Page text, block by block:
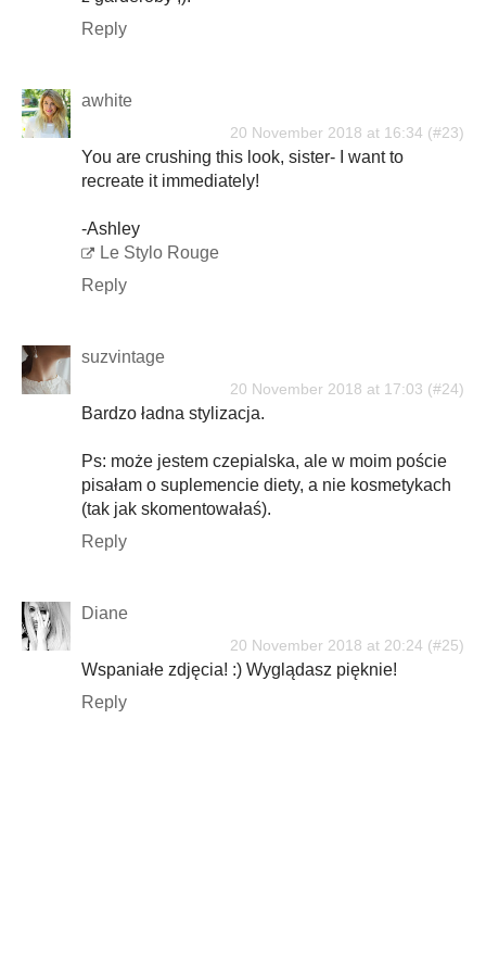
Reply
awhite
20 November 2018 at 16:34
You are crushing this look, sister- I want to
recreate it immediately!
-Ashley
Le Stylo Rouge
Reply
suzvintage
20 November 2018 at 17:03
Bardzo ładna stylizacja.
Ps: może jestem czepialska, ale w moim poście
pisałam o suplemencie diety, a nie kosmetykach
(tak jak skomentowałaś).
Reply
Diane
20 November 2018 at 20:24
Wspaniałe zdjęcia! :) Wyglądasz pięknie!
Reply